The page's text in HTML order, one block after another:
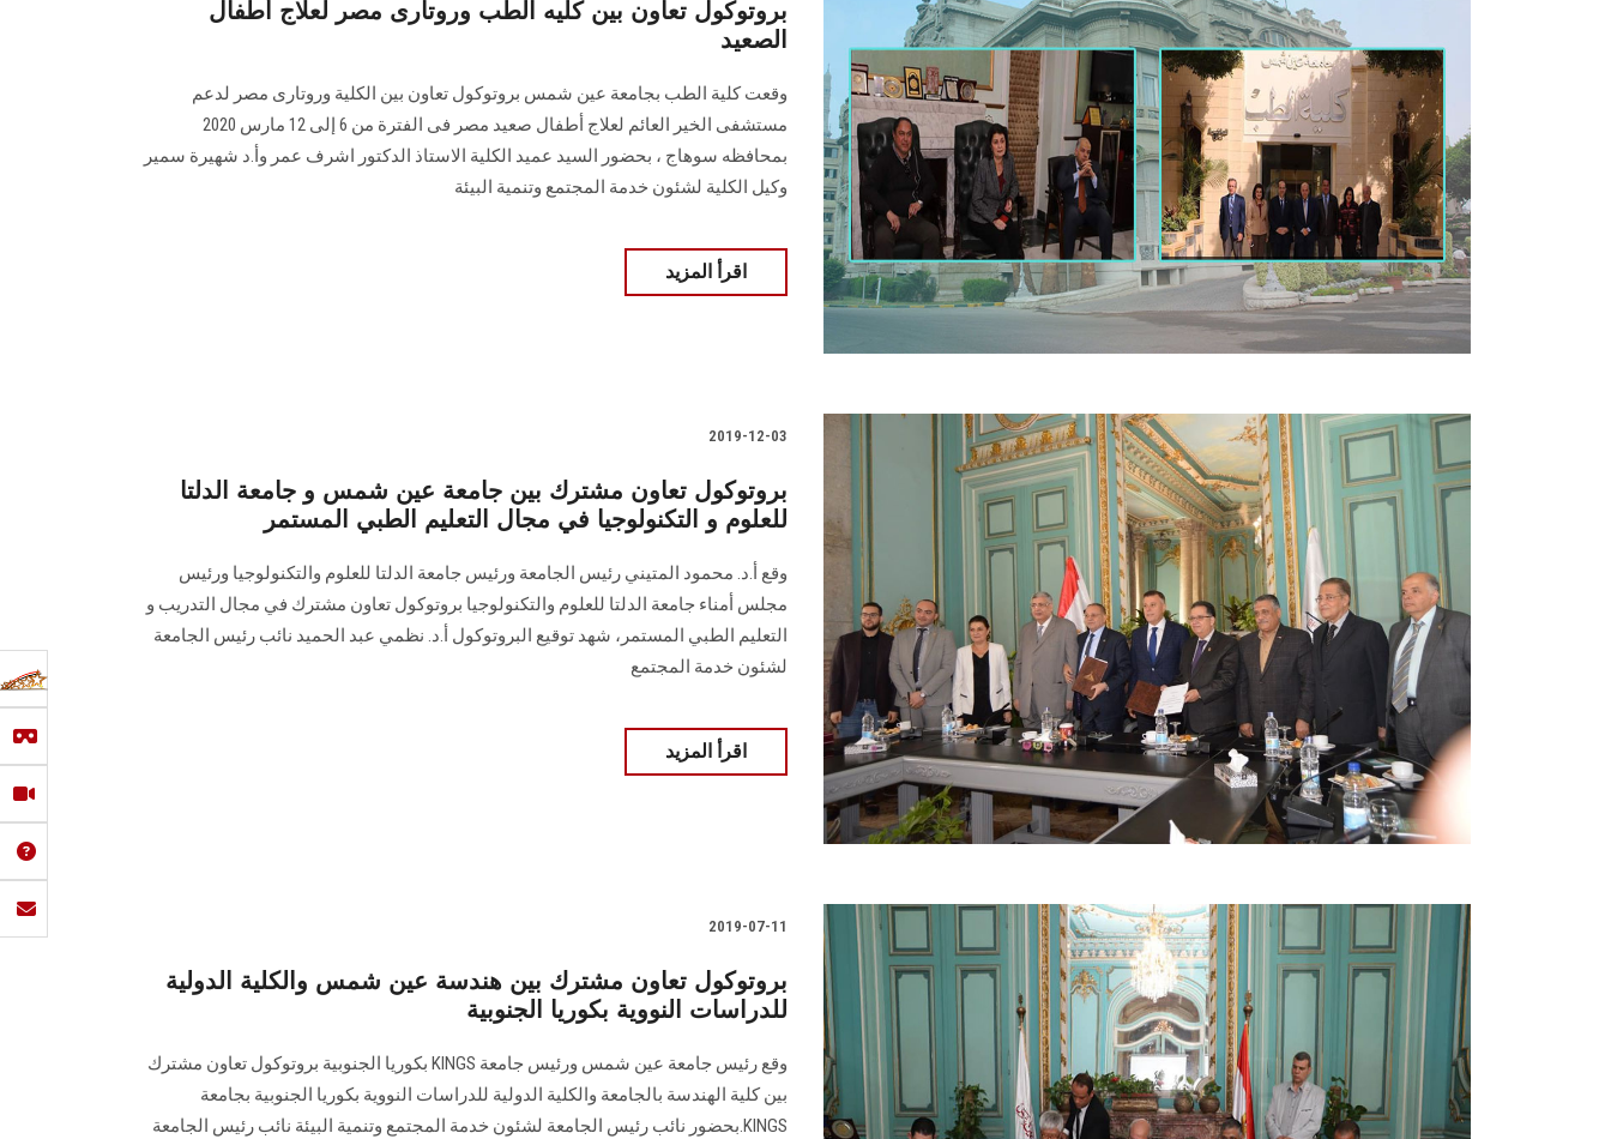
بروتوكول تعاون بين كليه الطب وروتارى مصر لعلاج أطفال
الصعيد
وقعت كلية الطب بجامعة عين شمس بروتوكول تعاون بين الكلية وروتارى مصر لدعم
مستشفى الخير العائم لعلاج أطفال صعيد مصر فى الفترة من 6 إلى 12 مارس 2020
بمحافظه سوهاج ، بحضور السيد عميد الكلية الاستاذ الدكتور اشرف عمر وأ.د شهيرة سمير
وكيل الكلية لشئون خدمة المجتمع وتنمية البيئة
اقرأ المزيد
2019-12-03
بروتوكول تعاون مشترك بين جامعة عين شمس و جامعة الدلتا
للعلوم و التكنولوجيا في مجال التعليم الطبي المستمر
وقع أ.د. محمود المتيني رئيس الجامعة ورئيس جامعة الدلتا للعلوم والتكنولوجيا ورئيس
مجلس أمناء جامعة الدلتا للعلوم والتكنولوجيا بروتوكول تعاون مشترك في مجال التدريب و
التعليم الطبي المستمر، شهد توقيع البروتوكول أ.د. نظمي عبد الحميد نائب رئيس الجامعة
لشئون خدمة المجتمع
اقرأ المزيد
2019-07-11
بروتوكول تعاون مشترك بين هندسة عين شمس والكلية الدولية
للدراسات النووية بكوريا الجنوبية
وقع رئيس جامعة عين شمس ورئيس جامعة KINGS بكوريا الجنوبية بروتوكول تعاون مشترك
بين كلية الهندسة بالجامعة والكلية الدولية للدراسات النووية بكوريا الجنوبية بجامعة
KINGS.بحضور نائب رئيس الجامعة لشئون خدمة المجتمع وتنمية البيئة نائب رئيس الجامعة